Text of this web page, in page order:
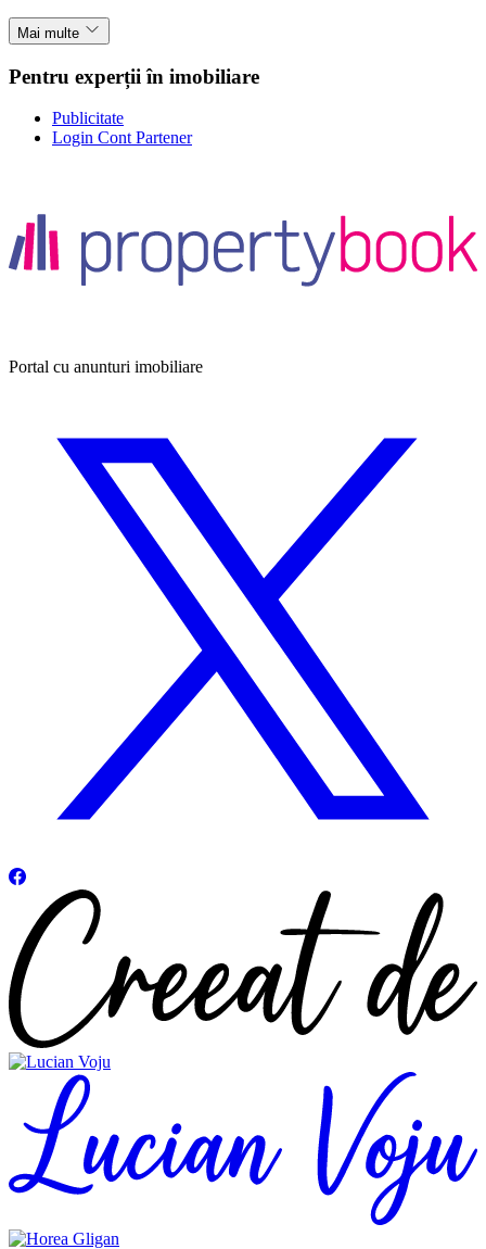
Mai multe
Pentru experții în imobiliare
Publicitate
Login Cont Partener
Portal cu anunturi imobiliare